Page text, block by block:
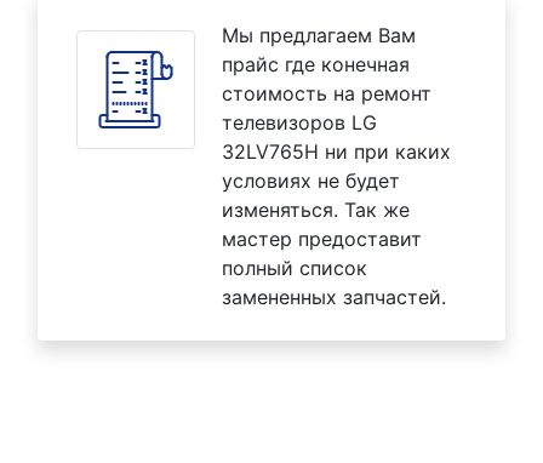
Мы предлагаем Вам
прайс где конечная
стоимость на ремонт
телевизоров LG
32LV765H ни при каких
условиях не будет
изменяться. Так же
мастер предоставит
полный список
замененных запчастей.